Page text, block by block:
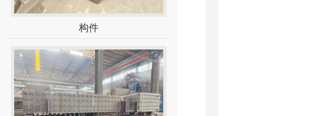
构件